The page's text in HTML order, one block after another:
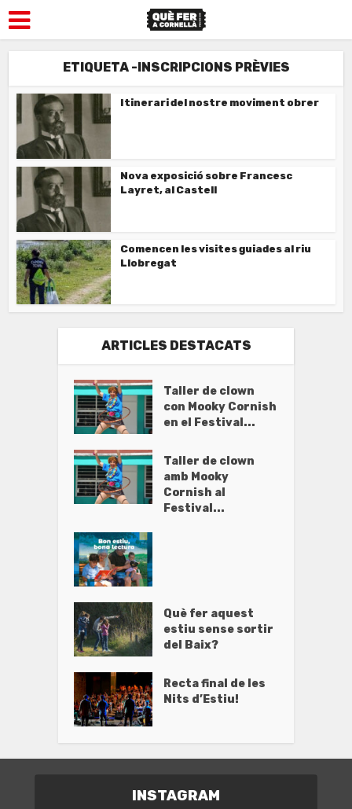
ETIQUETA -INSCRIPCIONS PRÈVIES
Itinerari del nostre moviment obrer
Nova exposició sobre Francesc
Layret, al Castell
Comencen les visites guiades al riu
Llobregat
ARTICLES DESTACATS
Taller de clown
con Mooky Cornish
en el Festival...
Taller de clown
amb Mooky
Cornish al
Festival...
Què fer aquest
estiu sense sortir
del Baix?
Recta final de les
Nits d’Estiu!
INSTAGRAM